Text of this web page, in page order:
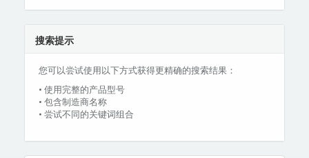
搜索提示
您可以尝试使用以下方式获得更精确的搜索结果：
• 使用完整的产品型号
• 包含制造商名称
• 尝试不同的关键词组合